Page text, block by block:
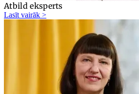
Atbild eksperts
Lasīt vairāk >